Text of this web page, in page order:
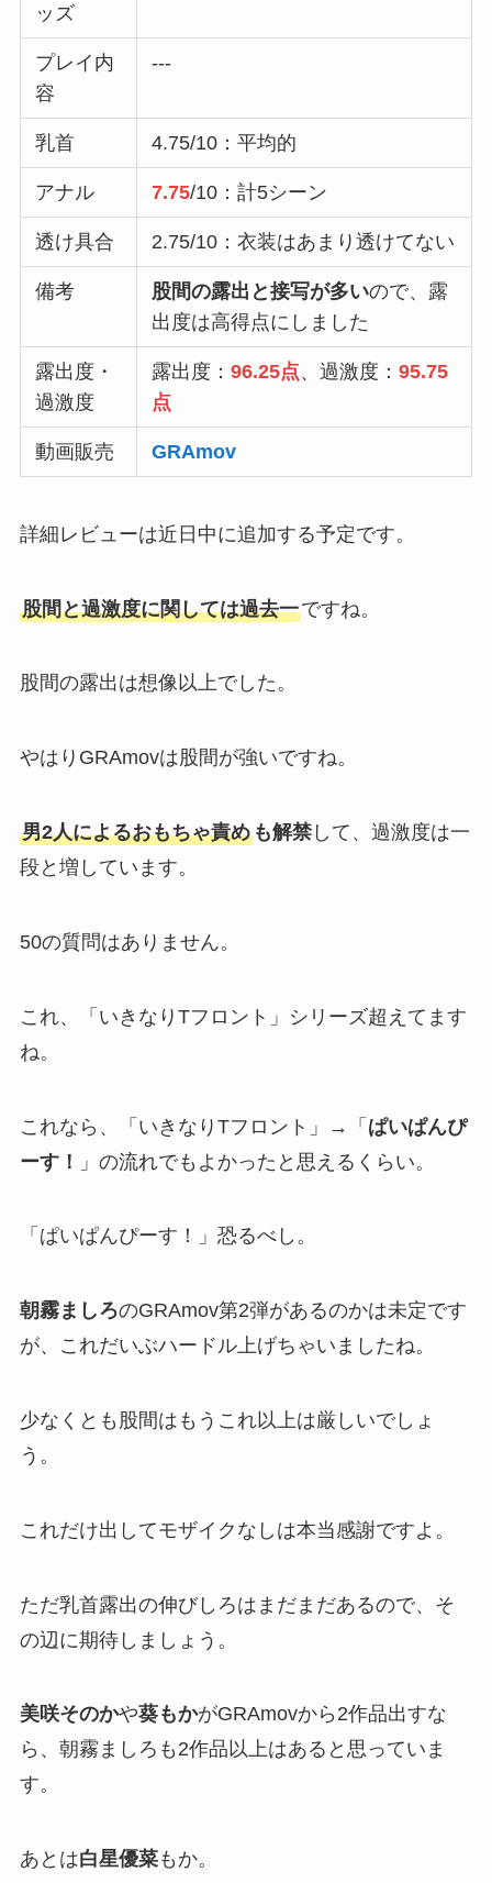
ッズ
プレイ内
容
---
乳首 4.75/10：平均的
アナル 7.75/10：計5シーン
透け具合 2.75/10：衣装はあまり透けてない
備考 股間の露出と接写が多いので、露
出度は高得点にしました
露出度・
過激度
露出度：96.25点、過激度：95.75
点
動画販売 GRAmov
詳細レビューは近日中に追加する予定です。
股間と過激度に関しては過去一ですね。
股間の露出は想像以上でした。
やはりGRAmovは股間が強いですね。
男2人によるおもちゃ責めも解禁して、過激度は一
段と増しています。
50の質問はありません。
これ、「いきなりTフロント」シリーズ超えてます
ね。
これなら、「いきなりTフロント」→「 ぱいぱんぴ
ーす！
」の流れでもよかったと思えるくらい。
「ぱいぱんぴーす！」恐るべし。
朝霧ましろのGRAmov第2弾があるのかは未定です
が、これだいぶハードル上げちゃいましたね。
少なくとも股間はもうこれ以上は厳しいでしょ
う。
これだけ出してモザイクなしは本当感謝ですよ。
ただ乳首露出の伸びしろはまだまだあるので、そ
の辺に期待しましょう。
美咲そのかや葵もかがGRAmovから2作品出すな
ら、朝霧ましろも2作品以上はあると思っていま
す。
あとは白星優菜もか。